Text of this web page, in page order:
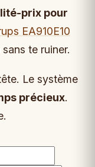
prix pour
EA910E10
te ruiner.
Le système
précieux.